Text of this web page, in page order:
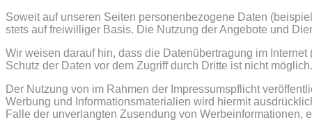
Soweit auf unseren Seiten personenbezogene Daten
stets auf freiwilliger Basis. Die Nutzung der Angebote und
Wir weisen darauf hin, dass die Datenübertragung im
Schutz der Daten vor dem Zugriff durch Dritte ist nicht möglich.
Der Nutzung von im Rahmen der Impressumspflicht
Werbung und Informationsmaterialien wird hiermit
Falle der unverlangten Zusendung von Werbeinformationen,